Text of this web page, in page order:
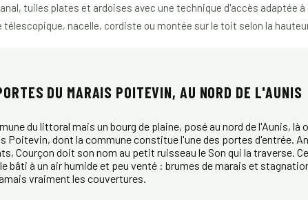
tuiles plates et ardoises avec une technique d'accès adaptée
nacelle, cordiste ou montée sur le toit selon la
DU MARAIS POITEVIN, AU NORD DE L'AUNIS
du littoral mais un bourg de plaine, posé au nord de l'Aunis, là
Poitevin, dont la commune constitue l'une des portes d'entrée.
Courçon doit son nom au petit ruisseau le Son qui la traverse.
bâti à un air humide et peu venté : brumes de marais et
vraiment les couvertures.